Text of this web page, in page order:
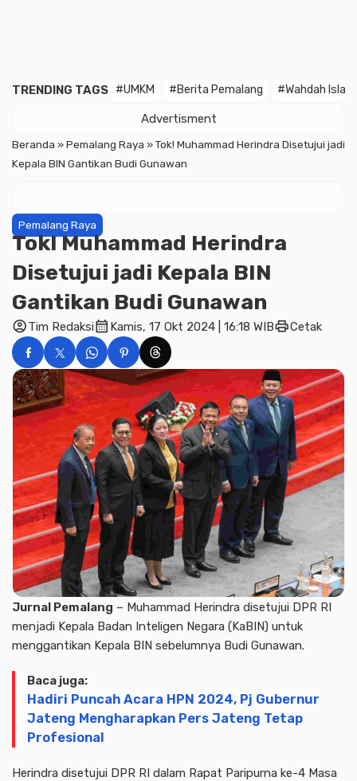
TRENDING TAGS #UMKM #Berita Pemalang #Wahdah
Advertisment
Beranda »Pemalang Raya »Tok! Muhammad Herindra Disetujui jadi
Kepala BIN Gantikan Budi Gunawan
Pemalang Raya
Tok! Muhammad Herindra
Disetujui jadi Kepala BIN
Gantikan Budi Gunawan
account_circleTim Redaksicalendar_month Kamis, 17 Okt 2024 | 16:18 WIBprintCetak
Jurnal Pemalang – Muhammad Herindra disetujui DPR RI
menjadi Kepala Badan Inteligen Negara (KaBIN) untuk
menggantikan Kepala BIN sebelumnya Budi Gunawan.
Baca juga:
Hadiri Puncah Acara HPN 2024, Pj Gubernur
Jateng Mengharapkan Pers Jateng Tetap
Profesional
Herindra disetujui DPR RI dalam Rapat Paripurna ke-4 Masa